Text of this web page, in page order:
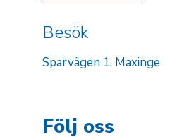
Besök
Sparvägen 1, Maxinge
Följ oss